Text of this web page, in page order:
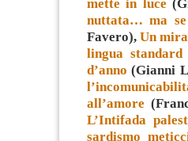
mette in luce
nuttata… ma
Favero),Un
lingua standard
d’anno (Gianni
all’amore
L’Intifada
sardismo